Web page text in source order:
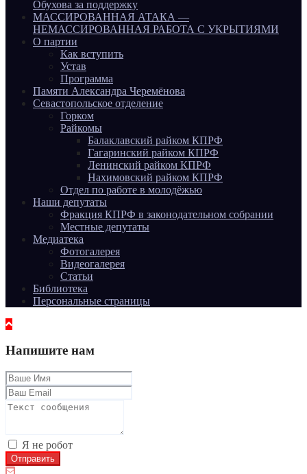
Обухова за поддержку
МАССИРОВАННАЯ АТАКА —
НЕМАССИРОВАННАЯ РАБОТА С УКРЫТИЯМИ
О партии
Как вступить
Устав
Программа
Памяти Александра Черемёнова
Севастопольское отделение
Горком
Райкомы
Балаклавский райком КПРФ
Гагаринский райком КПРФ
Ленинский райком КПРФ
Нахимовский райком КПРФ
Отдел по работе в молодёжью
Наши депутаты
Фракция КПРФ в законодательном собрании
Местные депутаты
Медиатека
Фотогалерея
Видеогалерея
Статьи
Библиотека
Персональные страницы
Напишите нам
Я не робот
Отправить